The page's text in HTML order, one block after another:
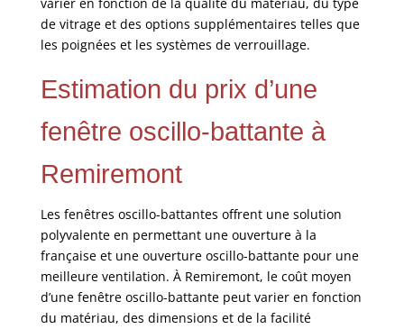
de vitrage et des options supplémentaires telles que
les poignées et les systèmes de verrouillage.
Estimation du prix d’une
fenêtre oscillo-battante à
Remiremont
Les fenêtres oscillo-battantes offrent une solution
polyvalente en permettant une ouverture à la
française et une ouverture oscillo-battante pour une
meilleure ventilation. À Remiremont, le coût moyen
d’une fenêtre oscillo-battante peut varier en fonction
du matériau, des dimensions et de la facilité